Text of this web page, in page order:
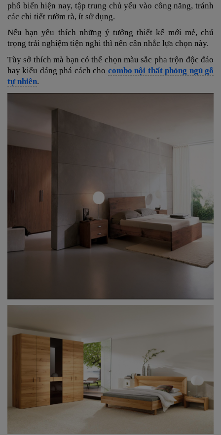
phổ biến hiện nay, tập trung chủ yếu vào công năng, tránh
các chi tiết rườm rà, ít sử dụng.
Nếu bạn yêu thích những ý tưởng thiết kế mới mẻ, chú
trọng trải nghiệm tiện nghi thì nên cân nhắc lựa chọn này.
Tùy sở thích mà bạn có thể chọn màu sắc pha trộn độc đáo
hay kiểu dáng phá cách cho combo nội thất phòng ngủ gỗ
tự nhiên.